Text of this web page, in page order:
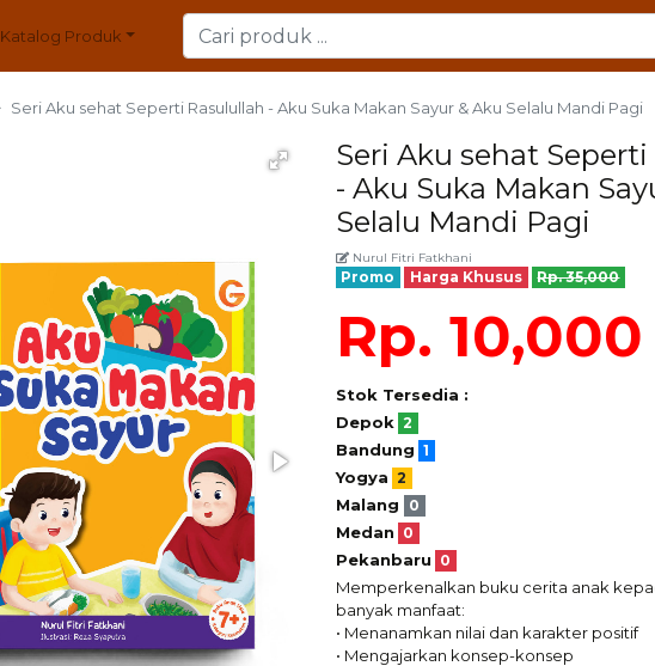
Katalog Produk
Seri Aku sehat Seperti Rasulullah - Aku Suka Makan Sayur & Aku Selalu Mandi Pagi
Seri Aku sehat
- Aku Suka Makan
Selalu Mandi Pagi
Nurul Fitri Fatkhani
Promo Harga Khusus Rp. 35,000
Rp. 10,000
Stok Tersedia :
Depok 2
Bandung 1
Yogya 2
Malang 0
Medan 0
Pekanbaru 0
Memperkenalkan buku cerita anak
banyak manfaat:
• Menanamkan nilai dan karakter positif
• Mengajarkan konsep-konsep